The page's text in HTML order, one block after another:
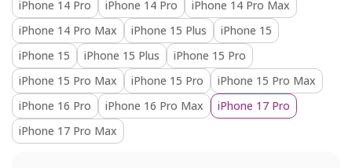
iPhone 14 Pro
iPhone 14 Pro
iPhone 14 Pro Max
iPhone 14 Pro Max
iPhone 15 Plus
iPhone 15
iPhone 15
iPhone 15 Plus
iPhone 15 Pro
iPhone 15 Pro Max
iPhone 15 Pro
iPhone 15 Pro Max
iPhone 16 Pro
iPhone 16 Pro Max
iPhone 17 Pro
iPhone 17 Pro Max